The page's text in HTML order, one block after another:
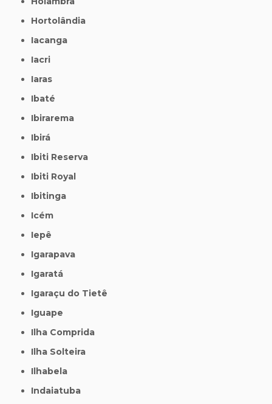
Hortolândia
Iacanga
Iacri
Iaras
Ibaté
Ibirarema
Ibirá
Ibiti Reserva
Ibiti Royal
Ibitinga
Icém
Iepê
Igarapava
Igaratá
Igaraçu do Tietê
Iguape
Ilha Comprida
Ilha Solteira
Ilhabela
Indaiatuba